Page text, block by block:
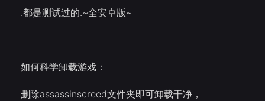
.都是测试过的.~全安卓版~
如何科学卸载游戏：
删除assassinscreed文件夹即可卸载干净，